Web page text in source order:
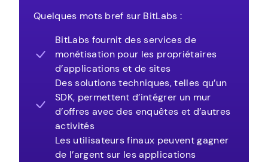
Quelques mots bref sur BitLabs :
BitLabs fournit des services de
monétisation pour les propriétaires
d’applications et de sites
Des solutions techniques, telles qu’un
SDK, permettent d’intégrer un mur
d’offres avec des enquêtes et d’autres
activités
Les utilisateurs finaux peuvent gagner
de l’argent sur les applications